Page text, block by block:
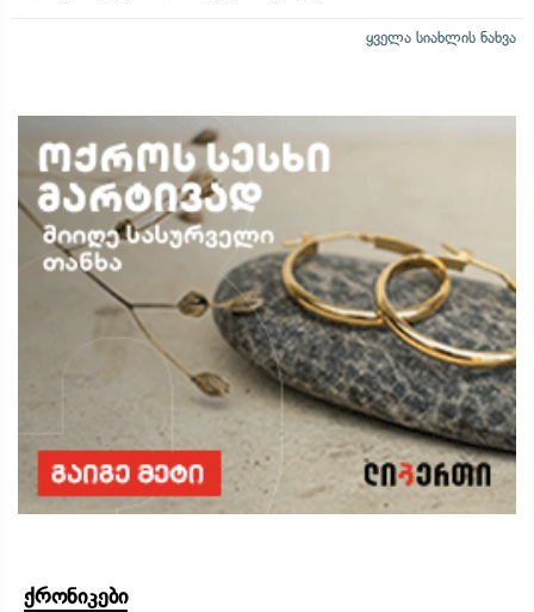
ყველა სიახლის ნახვა
ქრონიკები